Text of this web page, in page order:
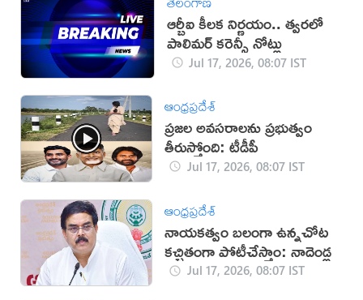
ఆర్బీఐ కీలక నిర్ణయం.. త్వరలో
పాలిమర్ కరెన్సీ నోట్లు
Jul 17, 2026, 08:07 IST
ఆంధ్రప్రదేశ్
ప్రజల అవసరాలను ప్రభుత్వం
తీరుస్తోంది: టీడీపీ
Jul 17, 2026, 08:07 IST
ఆంధ్రప్రదేశ్
నాయకత్వం బలంగా ఉన్నచోట
కచ్చితంగా పోటీచేస్తాం: నాదెండ్ల
Jul 17, 2026, 08:07 IST